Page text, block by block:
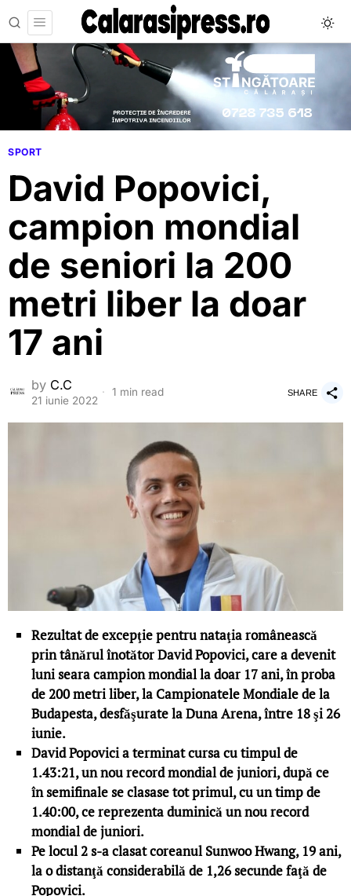
SPORT
David Popovici,
campion mondial
de seniori la 200
metri liber la doar
17 ani
by C.C
21 iunie 2022
1 min read SHARE
Rezultat de excepţie pentru nataţia românească
prin tânărul înotător David Popovici, care a devenit
luni seara campion mondial la doar 17 ani, în proba
de 200 metri liber, la Campionatele Mondiale de la
Budapesta, desfăşurate la Duna Arena, între 18 şi 26
iunie.
David Popovici a terminat cursa cu timpul de
1.43:21, un nou record mondial de juniori, după ce
în semifinale se clasase tot primul, cu un timp de
1.40:00, ce reprezenta duminică un nou record
mondial de juniori.
Pe locul 2 s-a clasat coreanul Sunwoo Hwang, 19 ani,
la o distanţă considerabilă de 1,26 secunde faţă de
Popovici.